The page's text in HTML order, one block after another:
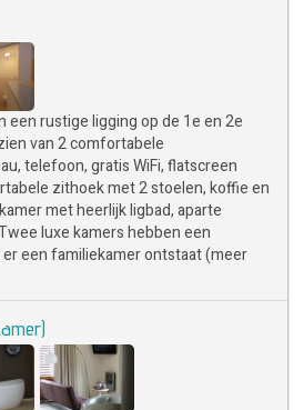
een rustige ligging op de 1e en 2e
van 2 comfortabele
telefoon, gratis WiFi, flatscreen
zithoek met 2 stoelen, koffie en
met heerlijk ligbad, aparte
luxe kamers hebben een
een familiekamer ontstaat (meer